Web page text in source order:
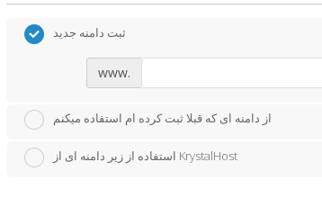
ثبت دامنه جدید
www.
از دامنه ای که قبلا ثبت کرده ام استفاده میکنم
استفاده از زیر دامنه ای از KrystalHost